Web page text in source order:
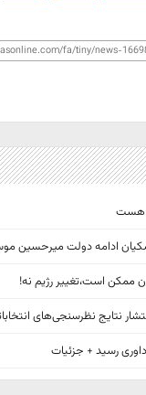
هست
ادامه دولت میرحسین
ممکن است،تغییر رژیم نه!
نتایج نظرسنجی‌های
رسید + جزئیات